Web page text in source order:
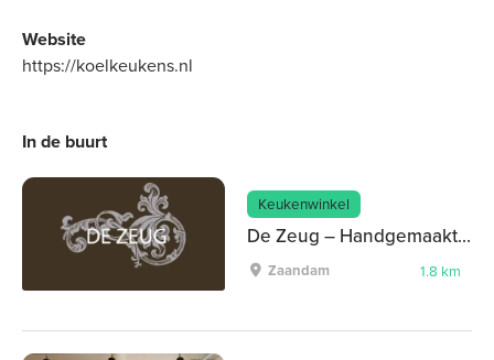
Website
https://koelkeukens.nl
In de buurt
Keukenwinkel
De Zeug – Handgemaakte keukens, MA/DI/WOE open op afspraak
Zaandam 1.8 km